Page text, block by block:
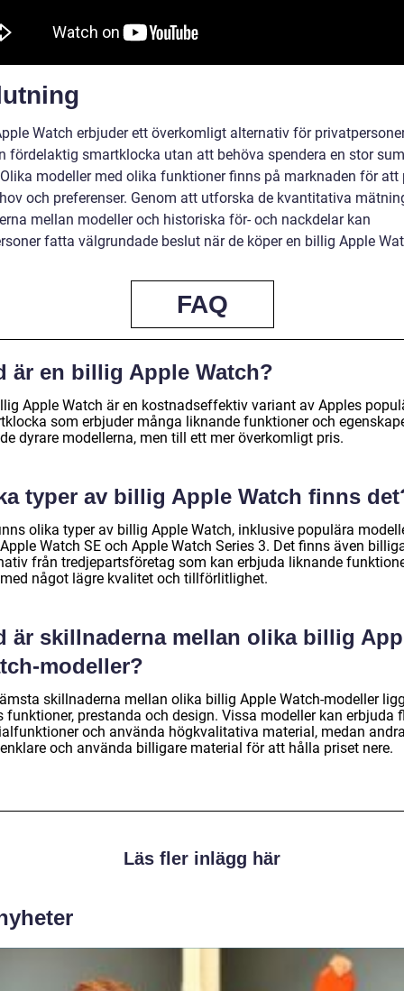
Watch erbjuder ett överkomligt alternativ för
fördelaktig smartklocka utan att behöva spendera en stor
modeller med olika funktioner finns på marknaden för att
och preferenser. Genom att utforska de kvantitativa
mellan modeller och historiska för- och nackdelar kan
fatta välgrundade beslut när de köper en billig Apple
FAQ
är en billig Apple Watch?
Apple Watch är en kostnadseffektiv variant av Apples
som erbjuder många liknande funktioner och
dyrare modellerna, men till ett mer överkomligt pris.
typer av billig Apple Watch finns
olika typer av billig Apple Watch, inklusive populära
Watch SE och Apple Watch Series 3. Det finns även
från tredjepartsföretag som kan erbjuda liknande
något lägre kvalitet och tillförlitlighet.
är skillnaderna mellan olika billig
modeller?
skillnaderna mellan olika billig Apple Watch-modeller
funktioner, prestanda och design. Vissa modeller kan erbjuda
och använda högkvalitativa material, medan
och använda billigare material för att hålla priset nere.
Läs fler inlägg här